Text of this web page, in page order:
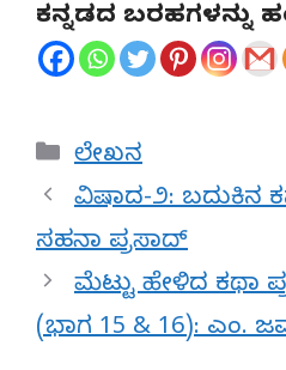
ಕನ್ನಡದ ಬರಹಗಳನ್ನು
Categories
ಲೇಖನ
ವಿಷಾದ-೨: ಬದುಕಿನ
ಸಹನಾ ಪ್ರಸಾದ್‌
ಮೆಟ್ಟು ಹೇಳಿದ ಕಥಾ
(ಭಾಗ 15 & 16): ಎಂ.